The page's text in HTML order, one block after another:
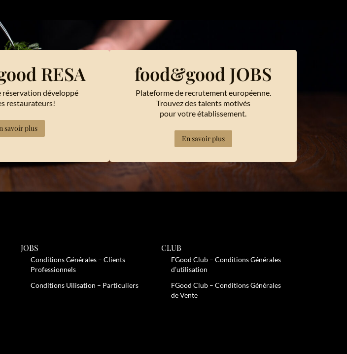
RESA
réservation développé
restaurateurs!
savoir plus
food&good JOBS
Plateforme de recrutement européenne.
Trouvez des talents motivés
pour votre établissement.
En savoir plus
JOBS
Conditions Générales – Clients
Professionnels
Conditions Uilisation – Particuliers
CLUB
FGood Club – Conditions Générales
d’utilisation
FGood Club – Conditions Générales
de Vente